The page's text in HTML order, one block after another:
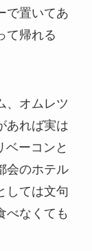
で置いてあ
て帰れる
、オムレツ
あれば実は
ベーコンと
会のホテル
しては文句
べなくても